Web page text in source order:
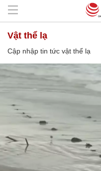
vật thể lạ
Cập nhập tin tức vật thể lạ